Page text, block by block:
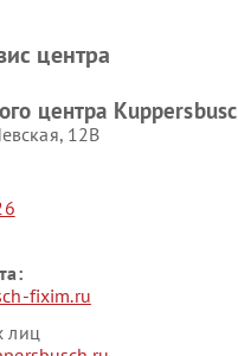
вакуумных
машин Kuppersbusch
центра
центра
12В
fixim.ru
лиц